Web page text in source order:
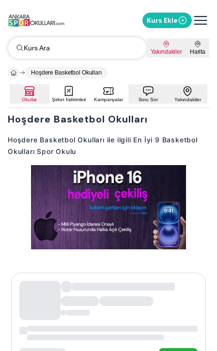
Kurs Ekle
Kurs Ara Yakındakiler Harita
Hoşdere Basketbol Okulları
Okullar Şirket İndirimleri Kampanyalar Soru Sor Yakındakiler
Hoşdere Basketbol Okulları
Hoşdere Basketbol Okulları ile ilgili En İyi 9 Basketbol
Okulları Spor Okulu